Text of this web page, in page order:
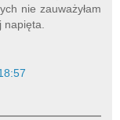
nie zauważyłam